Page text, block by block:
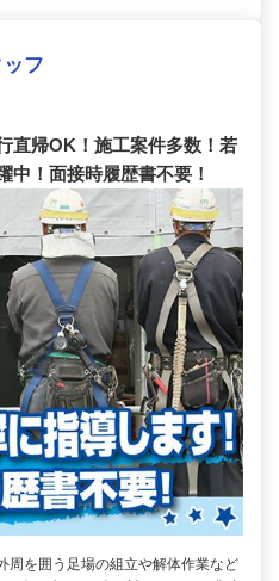
フ
直帰OK！施工案件多数！若
中！面接時履歴書不要！
周を囲う足場の組立や解体作業など